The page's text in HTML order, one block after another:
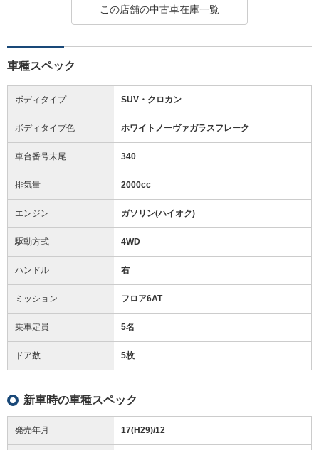
この店舗の中古車在庫一覧
車種スペック
ボディタイプ SUV・クロカン
ボディタイプ色 ホワイトノーヴァガラスフレーク
車台番号末尾 340
排気量 2000cc
エンジン ガソリン(ハイオク)
駆動方式 4WD
ハンドル 右
ミッション フロア6AT
乗車定員 5名
ドア数 5枚
新車時の車種スペック
発売年月 17(H29)/12